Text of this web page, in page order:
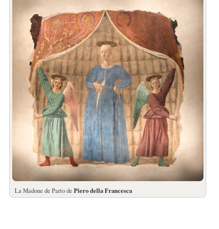
La Madone de Parto de Piero della Francesca